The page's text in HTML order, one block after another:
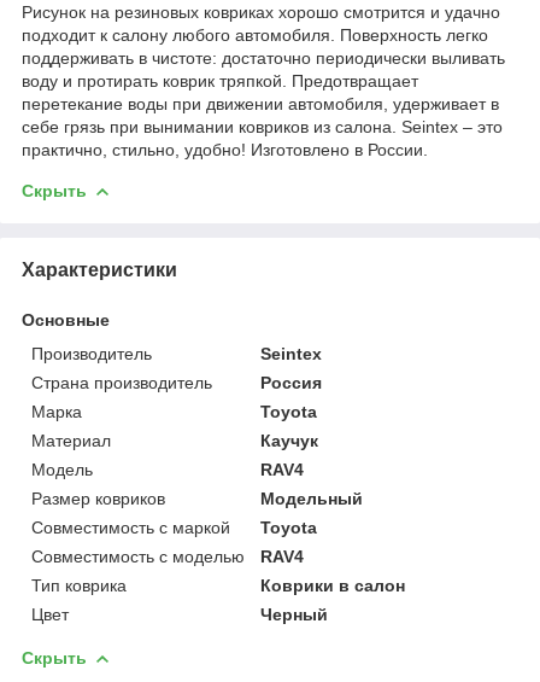
Рисунок на резиновых ковриках хорошо смотрится и удачно
подходит к салону любого автомобиля. Поверхность легко
поддерживать в чистоте: достаточно периодически выливать
воду и протирать коврик тряпкой. Предотвращает
перетекание воды при движении автомобиля, удерживает в
себе грязь при вынимании ковриков из салона. Seintex – это
практично, стильно, удобно! Изготовлено в России.
Скрыть
Характеристики
Основные
Производитель
Seintex
Страна производитель
Россия
Марка
Toyota
Материал
Каучук
Модель
RAV4
Размер ковриков
Модельный
Совместимость с маркой
Toyota
Совместимость с моделью
RAV4
Тип коврика
Коврики в салон
Цвет
Черный
Скрыть